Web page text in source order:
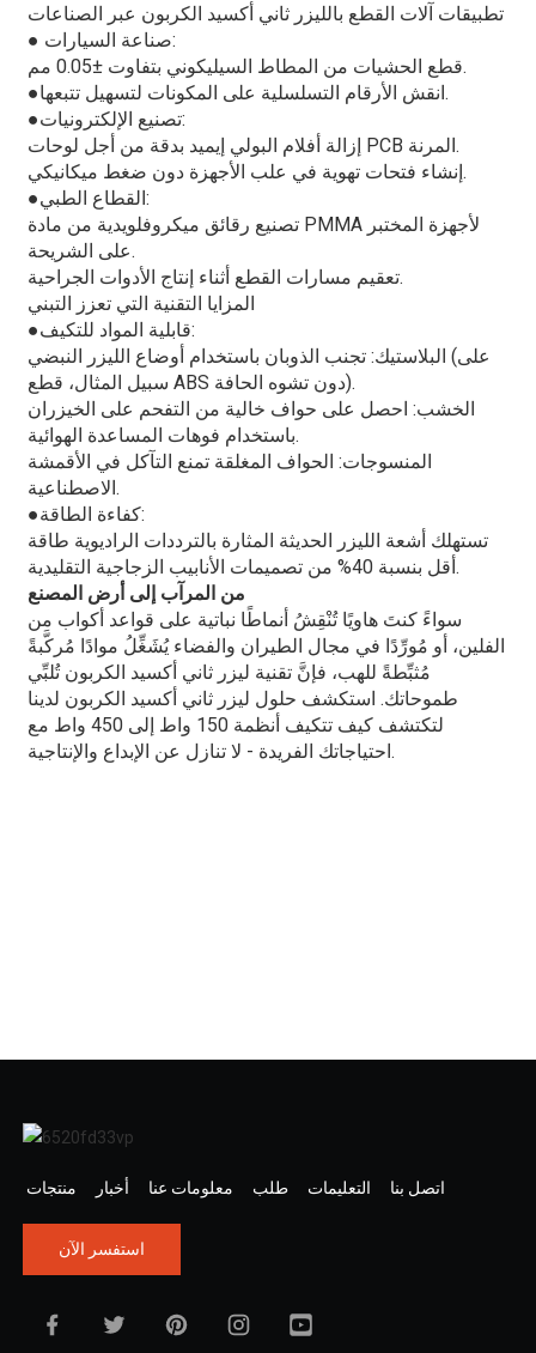
تطبيقات آلات القطع بالليزر ثاني أكسيد الكربون عبر الصناعات
● صناعة السيارات:
قطع الحشيات من المطاط السيليكوني بتفاوت ±0.05 مم.
●
انقش الأرقام التسلسلية على المكونات لتسهيل تتبعها.
●
تصنيع الإلكترونيات:
إزالة أفلام البولي إيميد بدقة من أجل لوحات PCB المرنة.
إنشاء فتحات تهوية في علب الأجهزة دون ضغط ميكانيكي.
●
القطاع الطبي:
تصنيع رقائق ميكروفلويدية من مادة PMMA لأجهزة المختبر
على الشريحة.
تعقيم مسارات القطع أثناء إنتاج الأدوات الجراحية.
المزايا التقنية التي تعزز التبني
●
قابلية المواد للتكيف:
البلاستيك: تجنب الذوبان باستخدام أوضاع الليزر النبضي (على
سبيل المثال، قطع ABS دون تشوه الحافة).
الخشب: احصل على حواف خالية من التفحم على الخيزران
باستخدام فوهات المساعدة الهوائية.
المنسوجات: الحواف المغلقة تمنع التآكل في الأقمشة
الاصطناعية.
●
كفاءة الطاقة:
تستهلك أشعة الليزر الحديثة المثارة بالترددات الراديوية طاقة
أقل بنسبة 40% من تصميمات الأنابيب الزجاجية التقليدية.
من المرآب إلى أرض المصنع
سواءً كنتَ هاويًا تُنْقِشُ أنماطًا نباتية على قواعد أكواب من
الفلين، أو مُورِّدًا في مجال الطيران والفضاء يُشَغِّلُ موادًا مُركَّبةً
مُثبِّطةً للهب، فإنَّ تقنية ليزر ثاني أكسيد الكربون تُلبِّي
طموحاتك. استكشف حلول ليزر ثاني أكسيد الكربون لدينا
لتكتشف كيف تتكيف أنظمة 150 واط إلى 450 واط مع
احتياجاتك الفريدة - لا تنازل عن الإبداع والإنتاجية.
منتجات أخبار معلومات عنا طلب التعليمات اتصل بنا
استفسر الآن